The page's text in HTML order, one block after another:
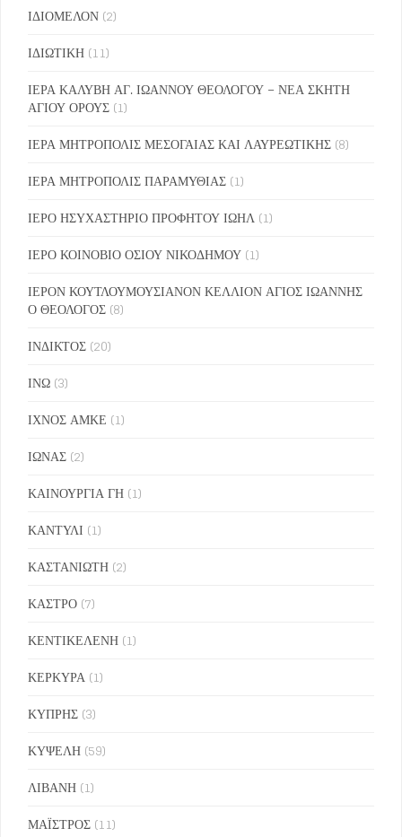
ΙΔΙΟΜΕΛΟΝ (2)
ΙΔΙΩΤΙΚΗ (11)
ΙΕΡΑ ΚΑΛΥΒΗ ΑΓ. ΙΩΑΝΝΟΥ ΘΕΟΛΟΓΟΥ – ΝΕΑ ΣΚΗΤΗ
ΑΓΙΟΥ ΟΡΟΥΣ (1)
ΙΕΡΑ ΜΗΤΡΟΠΟΛΙΣ ΜΕΣΟΓΑΙΑΣ ΚΑΙ ΛΑΥΡΕΩΤΙΚΗΣ (8)
ΙΕΡΑ ΜΗΤΡΟΠΟΛΙΣ ΠΑΡΑΜΥΘΙΑΣ (1)
ΙΕΡΟ ΗΣΥΧΑΣΤΗΡΙΟ ΠΡΟΦΗΤΟΥ ΙΩΗΛ (1)
ΙΕΡΟ ΚΟΙΝΟΒΙΟ ΟΣΙΟΥ ΝΙΚΟΔΗΜΟΥ (1)
ΙΕΡΟΝ ΚΟΥΤΛΟΥΜΟΥΣΙΑΝΟΝ ΚΕΛΛΙΟΝ ΑΓΙΟΣ ΙΩΑΝΝΗΣ
Ο ΘΕΟΛΟΓΟΣ (8)
ΙΝΔΙΚΤΟΣ (20)
ΙΝΩ (3)
ΙΧΝΟΣ ΑΜΚΕ (1)
ΙΩΝΑΣ (2)
ΚΑΙΝΟΥΡΓΙΑ ΓΗ (1)
ΚΑΝΤΥΛΙ (1)
ΚΑΣΤΑΝΙΩΤΗ (2)
ΚΑΣΤΡΟ (7)
ΚΕΝΤΙΚΕΛΕΝΗ (1)
ΚΕΡΚΥΡΑ (1)
ΚΥΠΡΗΣ (3)
ΚΥΨΕΛΗ (59)
ΛΙΒΑΝΗ (1)
ΜΑΪΣΤΡΟΣ (11)